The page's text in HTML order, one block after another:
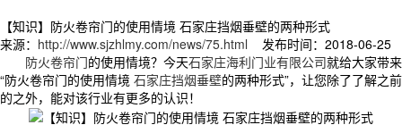
【知识】防火卷帘门的使用情境 石家庄挡烟垂壁的两种形式
来源： http://www.sjzhlmy.com/news/75.html
发布时间：2018-06-25
防火卷帘门的使用情境？今天石家庄海利门业有限公司就给大家带来
“防火卷帘门的使用情境 石家庄挡烟垂壁的两种形式”，让您除了了解之前
的之外，能对该行业有更多的认识！